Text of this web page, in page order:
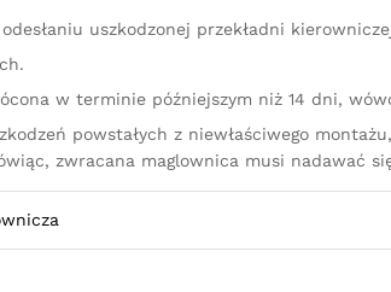
uszkodzonej przekładni
w terminie późniejszym niż 14 dni,
powstałych z niewłaściwego
zwracana maglownica musi nadawać